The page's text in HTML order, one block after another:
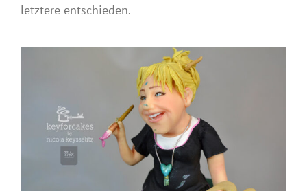
letztere entschieden.